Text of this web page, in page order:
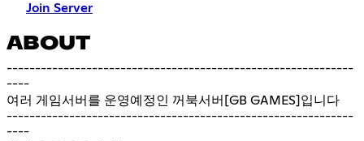
Join Server
ABOUT
-------------------------------------------------------------
----
여러 게임서버를 운영예정인 꺼북서버[GB GAMES]입니다
-------------------------------------------------------------
----